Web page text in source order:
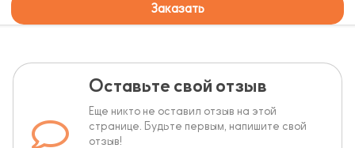
Заказать
Оставьте свой отзыв
Еще никто не оставил отзыв на этой
странице. Будьте первым, напишите свой
отзыв!